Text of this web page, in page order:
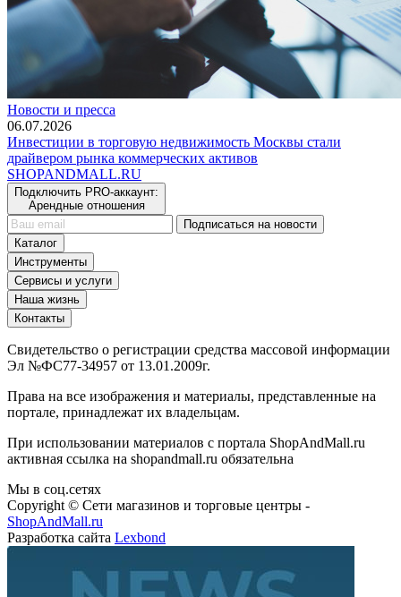
Новости и пресса
06.07.2026
Инвестиции в торговую недвижимость Москвы стали
драйвером рынка коммерческих активов
SHOPANDMALL.RU
Подключить PRO-аккаунт:
Арендные отношения
Подписаться на новости
Каталог
Инструменты
Сервисы и услуги
Наша жизнь
Контакты
Свидетельство о регистрации средства массовой информации
Эл №ФС77-34957 от 13.01.2009г.
Права на все изображения и материалы, представленные на
портале, принадлежат их владельцам.
При использовании материалов с портала ShopAndMall.ru
активная ссылка на shopandmall.ru обязательна
Мы в соц.сетях
Copyright © Сети магазинов и торговые центры -
ShopAndMall.ru
Разработка сайта Lexbond